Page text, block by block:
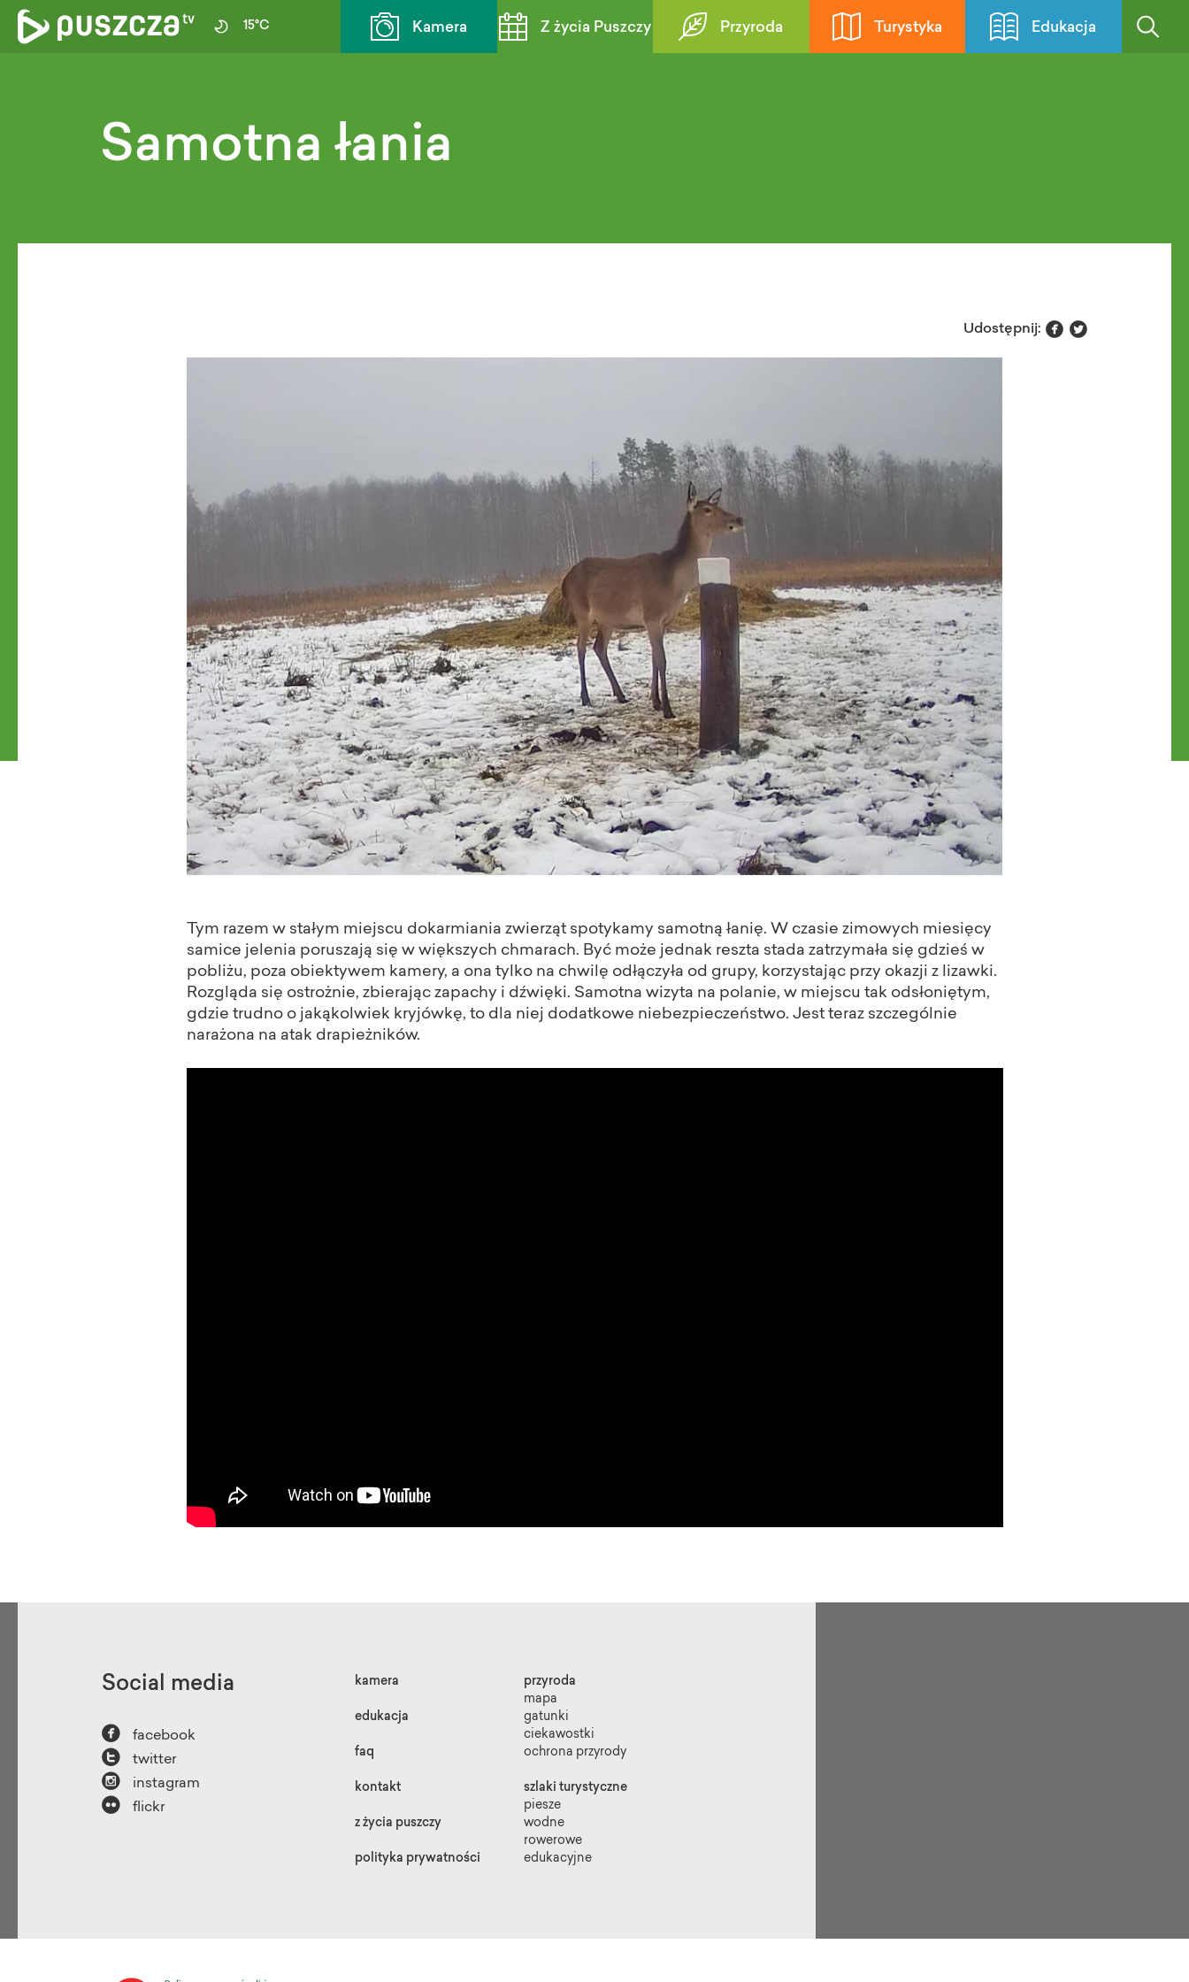
15°C Kamera Z życia Puszczy Przyroda Turystyka Edukacja
Samotna łania
Udostępnij:  
Tym razem w stałym miejscu dokarmiania zwierząt spotykamy samotną łanię. W czasie zimowych miesięcy
samice jelenia poruszają się w większych chmarach. Być może jednak reszta stada zatrzymała się gdzieś w
pobliżu, poza obiektywem kamery, a ona tylko na chwilę odłączyła od grupy, korzystając przy okazji z lizawki.
Rozgląda się ostrożnie, zbierając zapachy i dźwięki. Samotna wizyta na polanie, w miejscu tak odsłoniętym,
gdzie trudno o jakąkolwiek kryjówkę, to dla niej dodatkowe niebezpieczeństwo. Jest teraz szczególnie
narażona na atak drapieżników.
Social media
 facebook
 twitter
 instagram
 flickr
kamera
edukacja
faq
kontakt
z życia puszczy
polityka prywatności
przyroda
mapa
gatunki
ciekawostki
ochrona przyrody
szlaki turystyczne
piesze
wodne
rowerowe
edukacyjne